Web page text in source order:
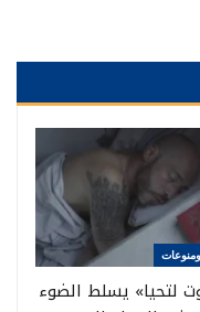
ومنوعات
لتحيا» يسلط الضوء